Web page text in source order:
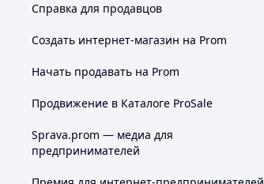
Справка для продавцов
Создать интернет-магазин на Prom
Начать продавать на Prom
Продвижение в Каталоге ProSale
Sprava.prom — медиа для
предпринимателей